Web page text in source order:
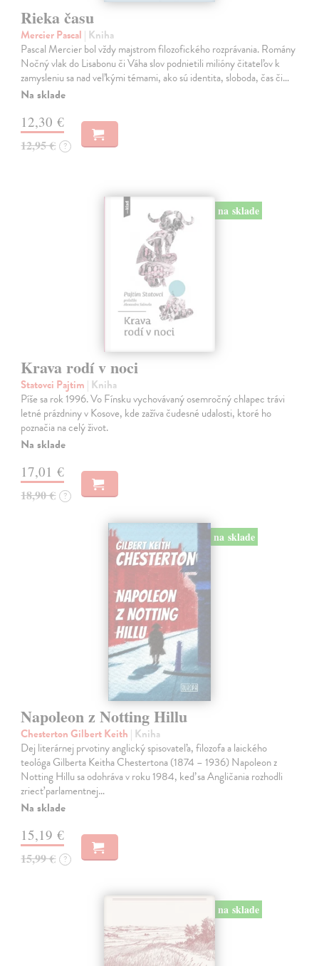
Rieka času
Mercier Pascal | Kniha
Pascal Mercier bol vždy majstrom filozofického rozprávania. Romány
Nočný vlak do Lisabonu či Váha slov podnietili milióny čitateľov k
zamysleniu sa nad veľkými témami, ako sú identita, sloboda, čas či…
Na sklade
12,30 €
12,95 € ?
na sklade
Krava rodí v noci
Statovci Pajtim | Kniha
Píše sa rok 1996. Vo Fínsku vychovávaný osemročný chlapec trávi
letné prázdniny v Kosove, kde zažíva čudesné udalosti, ktoré ho
poznačia na celý život.
Na sklade
17,01 €
18,90 € ?
na sklade
Napoleon z Notting Hillu
Chesterton Gilbert Keith | Kniha
Dej literárnej prvotiny anglický spisovateľa, filozofa a laického
teológa Gilberta Keitha Chestertona (1874 – 1936) Napoleon z
Notting Hillu sa odohráva v roku 1984, keď sa Angličania rozhodli
zriecť parlamentnej…
Na sklade
15,19 €
15,99 € ?
na sklade